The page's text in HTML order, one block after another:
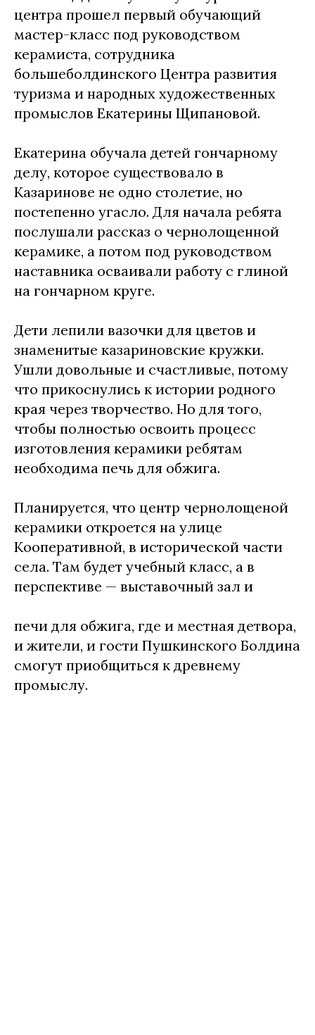
центра прошел первый обучающий
мастер-класс под руководством
керамиста, сотрудника
большеболдинского Центра развития
туризма и народных художественных
промыслов Екатерины Щипановой.
Екатерина обучала детей гончарному
делу, которое существовало в
Казаринове не одно столетие, но
постепенно угасло. Для начала ребята
послушали рассказ о чернолощенной
керамике, а потом под руководством
наставника осваивали работу с глиной
на гончарном круге.
Дети лепили вазочки для цветов и
знаменитые казариновские кружки.
Ушли довольные и счастливые, потому
что прикоснулись к истории родного
края через творчество. Но для того,
чтобы полностью освоить процесс
изготовления керамики ребятам
необходима печь для обжига.
Планируется, что центр чернолощеной
керамики откроется на улице
Кооперативной, в исторической части
села. Там будет учебный класс, а в
перспективе — выставочный зал и
печи для обжига, где и местная детвора,
и жители, и гости Пушкинского Болдина
смогут приобщиться к древнему
промыслу.